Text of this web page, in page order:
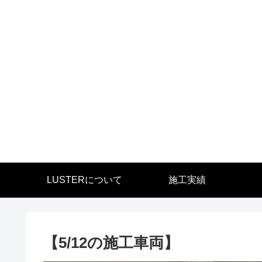
LUSTERについて 施工実績
【5/12の施工車両】